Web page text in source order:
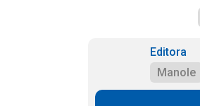
Editora
Manole